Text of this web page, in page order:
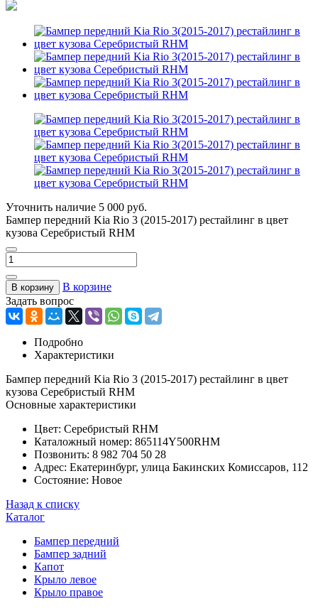
Уточнить наличие 5 000 руб.
Бампер передний Kia Rio 3 (2015-2017) рестайлинг в цвет
кузова Серебристый RHM
В корзину
В корзине
Задать вопрос
Подробно
Характеристики
Бампер передний Kia Rio 3 (2015-2017) рестайлинг в цвет
кузова Серебристый RHM
Основные характеристики
Цвет: Серебристый RHM
Каталожный номер: 865114Y500RHM
Позвонить: 8 982 704 50 28
Адрес: Екатеринбург, улица Бакинских Комиссаров, 112
Состояние: Новое
Назад к списку
Каталог
Бампер передний
Бампер задний
Капот
Крыло левое
Крыло правое